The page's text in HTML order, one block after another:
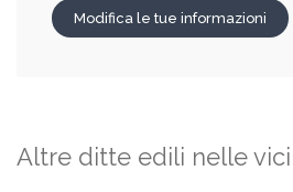
Modifica le tue informazioni
Altre ditte edili nelle